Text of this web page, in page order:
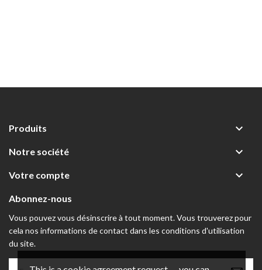
Produits 
Notre société 
Votre compte 
Abonnez-nous
Vous pouvez vous désinscrire à tout moment. Vous trouverez pour
cela nos informations de contact dans les conditions d'utilisation
du site.